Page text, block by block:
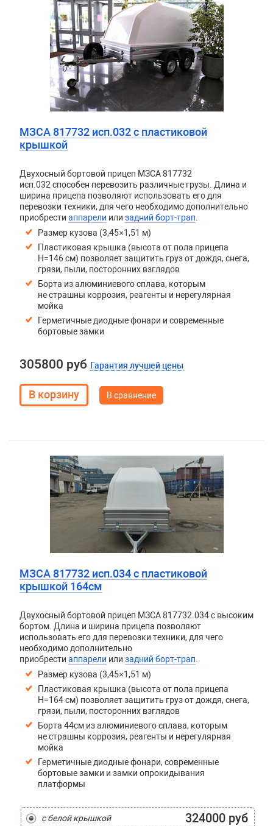
МЗСА 817732 исп.032 с пластиковой
крышкой
Двухосный бортовой прицеп МЗСА 817732
исп.032 способен перевозить различные грузы. Длина и
ширина прицепа позволяют использовать его для
перевозки техники, для чего необходимо дополнительно
приобрести аппарели или задний борт-трап
Размер кузова (3,45×1,51 м)
Пластиковая крышка (высота от пола прицепа
H=146 см) позволяет защитить груз от дождя, снега,
грязи, пыли, посторонних взглядов
Борта из алюминиевого сплава, которым
не страшны коррозия, реагенты и нерегулярная
мойка
Герметичные диодные фонари и современные
бортовые замки
305800 руб Гарантия лучшей цены
В сравнение
МЗСА 817732 исп.034 с пластиковой
крышкой 164см
Двухосный бортовой прицеп МЗСА 817732.034с высоким
бортом. Длина и ширина прицепа позволяют
использовать его для перевозки техники, для чего
необходимо дополнительно
приобрести аппарели или задний борт-трап
Размер кузова (3,45×1,51 м)
Пластиковая крышка (высота от пола прицепа
H=164 см) позволяет защитить груз от дождя, снега,
грязи, пыли, посторонних взглядов
Борта 44см из алюминиевого сплава, которым
не страшны коррозия, реагенты и нерегулярная
мойка
Герметичные диодные фонари, современные
бортовые замки и замки опрокидывания
платформы
с белой крышкой 324000 руб